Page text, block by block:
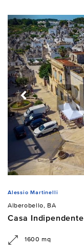
Alessio Martinelli
Alberobello, BA
Casa Indipendente
1600 mq